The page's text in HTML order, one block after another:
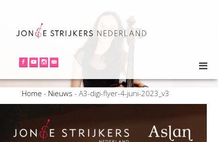
Home - Nieuws - A3-digi-flyer-4-juni-2023_v3